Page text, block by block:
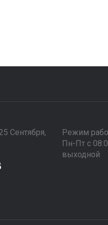
Сентября,
Режим
Пн-Пт с
выходной